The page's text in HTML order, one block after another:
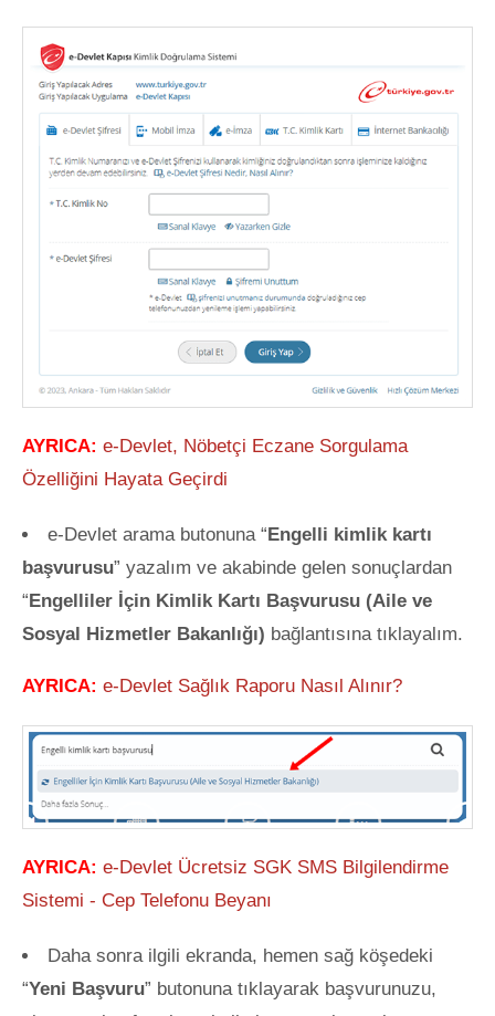
AYRICA: e-Devlet, Nöbetçi Eczane Sorgulama
Özelliğini Hayata Geçirdi
e-Devlet arama butonuna “Engelli kimlik kartı
başvurusu” yazalım ve akabinde gelen sonuçlardan
“Engelliler İçin Kimlik Kartı Başvurusu (Aile ve
Sosyal Hizmetler Bakanlığı) bağlantısına tıklayalım.
AYRICA: e-Devlet Sağlık Raporu Nasıl Alınır?
AYRICA: e-Devlet Ücretsiz SGK SMS Bilgilendirme
Sistemi - Cep Telefonu Beyanı
Daha sonra ilgili ekranda, hemen sağ köşedeki
“Yeni Başvuru” butonuna tıklayarak başvurunuzu,